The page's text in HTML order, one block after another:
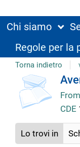
Chi siamo
Regole per la
Torna indietro
del
copertina
CDE
Lo trovi in